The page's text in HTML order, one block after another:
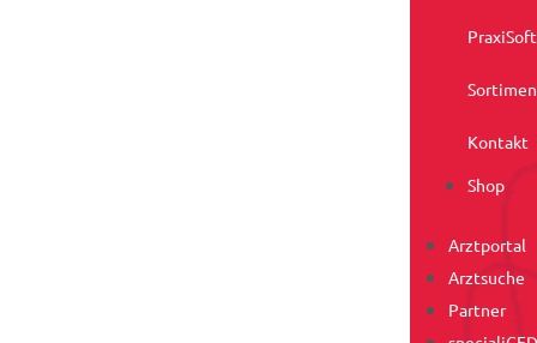
PraxiSoft
Kontakt
Shop
Arztportal
Arztsuche
Partner